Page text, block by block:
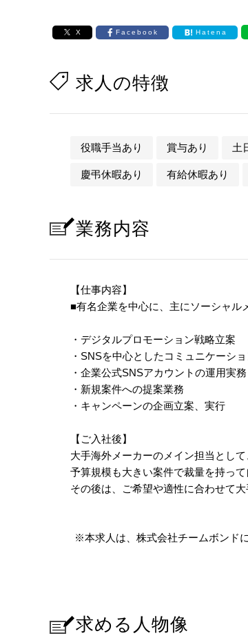
X Facebook Hatena
求人の特徴
役職手当あり 賞与あり 土
慶弔休暇あり 有給休暇あり
業務内容
【仕事内容】
■有名企業を中心に、主にソーシャル
・デジタルプロモーション戦略立案
・SNSを中心としたコミュニケーシ
・企業公式SNSアカウントの運用実務
・新規案件への提案業務
・キャンペーンの企画立案、実行
【ご入社後】
大手海外メーカーのメイン担当とし
予算規模も大きい案件で裁量を持っ
その後は、ご希望や適性に合わせて
※本求人は、株式会社チームボンド
求める人物像